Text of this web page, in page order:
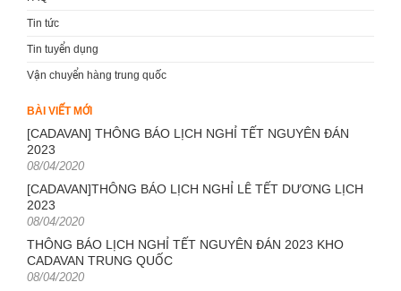
Tin tức
Tin tuyển dụng
Vận chuyển hàng trung quốc
BÀI VIẾT MỚI
[CADAVAN] THÔNG BÁO LỊCH NGHỈ TẾT NGUYÊN ĐÁN
2023
Posted
08/04/2020
[CADAVAN]THÔNG BÁO LỊCH NGHỈ LỄ TẾT DƯƠNG LỊCH
2023
Posted
08/04/2020
THÔNG BÁO LỊCH NGHỈ TẾT NGUYÊN ĐÁN 2023 KHO
CADAVAN TRUNG QUỐC
Posted
08/04/2020